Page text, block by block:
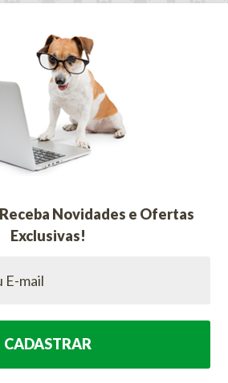
Novidades e Ofertas
Exclusivas!
CADASTRAR